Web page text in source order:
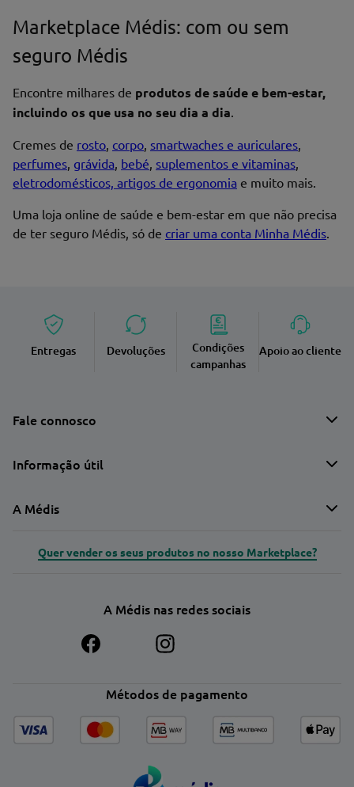
Marketplace Médis: com ou sem
seguro Médis
Encontre milhares de produtos de saúde e bem-estar,
incluindo os que usa no seu dia a dia.
Cremes de rosto, corpo, smartwaches e auriculares,
perfumes, grávida, bebé, suplementos e vitaminas,
eletrodomésticos, artigos de ergonomia e muito mais.
Uma loja online de saúde e bem-estar em que não precisa
de ter seguro Médis, só de criar uma conta Minha Médis.
Entregas Devoluções
Condições
campanhas
Apoio ao cliente
Fale connosco
Informação útil
A Médis
Quer vender os seus produtos no nosso Marketplace?
A Médis nas redes sociais
Métodos de pagamento